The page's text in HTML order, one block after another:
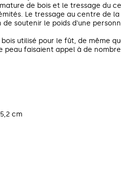
de bois et le tressage du
Le tressage au centre de
soutenir le poids d'une
utilisé pour le fût, de même
peau faisaient appel à de
cm